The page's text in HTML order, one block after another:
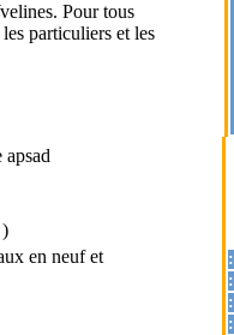
Pour tous
particuliers et les
apsad
en neuf et